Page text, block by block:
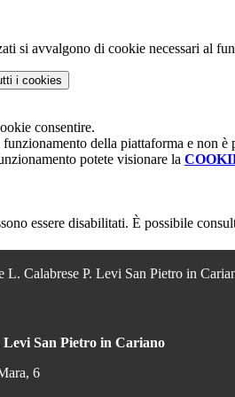
si avvalgono di cookie necessari al
i cookies
consentire.
della piattaforma e non è
potete visionare la
essere disabilitati. È possibile
L. Calabrese P. Levi San Pietro in
San Pietro in Cariano
6